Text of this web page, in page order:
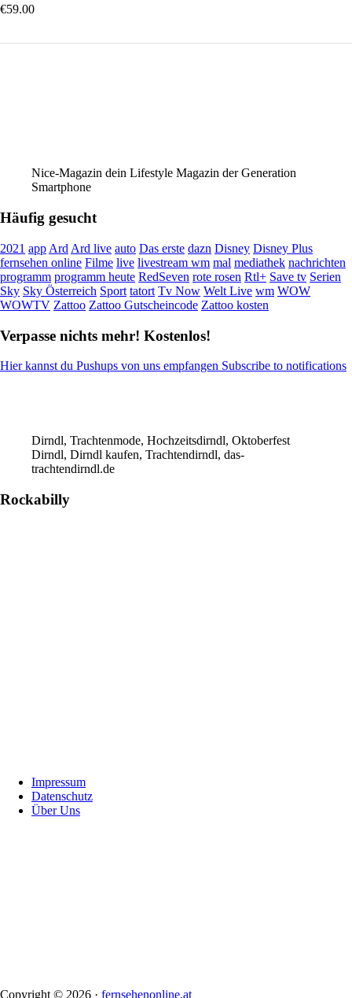
€59.00
Nice-Magazin dein Lifestyle Magazin der Generation
Smartphone
Häufig gesucht
2021 app Ard Ard live auto Das erste dazn Disney Disney Plus
fernsehen online Filme live livestream wm mal mediathek nachrichten
programm programm heute RedSeven rote rosen Rtl+ Save tv Serien
Sky Sky Österreich Sport tatort Tv Now Welt Live wm WOW
WOWTV Zattoo Zattoo Gutscheincode Zattoo kosten
Verpasse nichts mehr! Kostenlos!
Hier kannst du Pushups von uns empfangen Subscribe to notifications
Dirndl, Trachtenmode, Hochzeitsdirndl, Oktoberfest
Dirndl, Dirndl kaufen, Trachtendirndl, das-
trachtendirndl.de
Rockabilly
FooterImpressum
Datenschutz
Über Uns
Copyright © 2026 · fernsehenonline.at